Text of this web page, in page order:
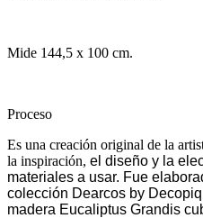
Mide 144,5 x 100 cm.
Proceso
Es una creación original de la
la inspiración, el diseño y la
materiales a usar. Fue
colección Dearcos by
madera Eucaliptus Grandis